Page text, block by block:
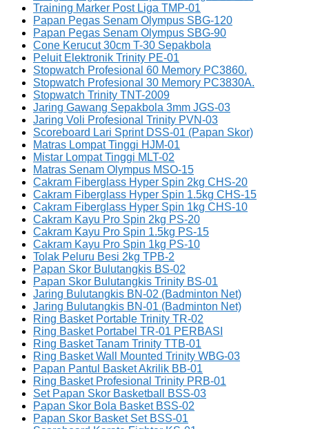
Training Marker Post Liga TMP-01
Papan Pegas Senam Olympus SBG-120
Papan Pegas Senam Olympus SBG-90
Cone Kerucut 30cm T-30 Sepakbola
Peluit Elektronik Trinity PE-01
Stopwatch Profesional 60 Memory PC3860.
Stopwatch Profesional 30 Memory PC3830A.
Stopwatch Trinity TNT-2009
Jaring Gawang Sepakbola 3mm JGS-03
Jaring Voli Profesional Trinity PVN-03
Scoreboard Lari Sprint DSS-01 (Papan Skor)
Matras Lompat Tinggi HJM-01
Mistar Lompat Tinggi MLT-02
Matras Senam Olympus MSO-15
Cakram Fiberglass Hyper Spin 2kg CHS-20
Cakram Fiberglass Hyper Spin 1.5kg CHS-15
Cakram Fiberglass Hyper Spin 1kg CHS-10
Cakram Kayu Pro Spin 2kg PS-20
Cakram Kayu Pro Spin 1.5kg PS-15
Cakram Kayu Pro Spin 1kg PS-10
Tolak Peluru Besi 2kg TPB-2
Papan Skor Bulutangkis BS-02
Papan Skor Bulutangkis Trinity BS-01
Jaring Bulutangkis BN-02 (Badminton Net)
Jaring Bulutangkis BN-01 (Badminton Net)
Ring Basket Portable Trinity TR-02
Ring Basket Portabel TR-01 PERBASI
Ring Basket Tanam Trinity TTB-01
Ring Basket Wall Mounted Trinity WBG-03
Papan Pantul Basket Akrilik BB-01
Ring Basket Profesional Trinity PRB-01
Set Papan Skor Basketball BSS-03
Papan Skor Bola Basket BSS-02
Papan Skor Basket Set BSS-01